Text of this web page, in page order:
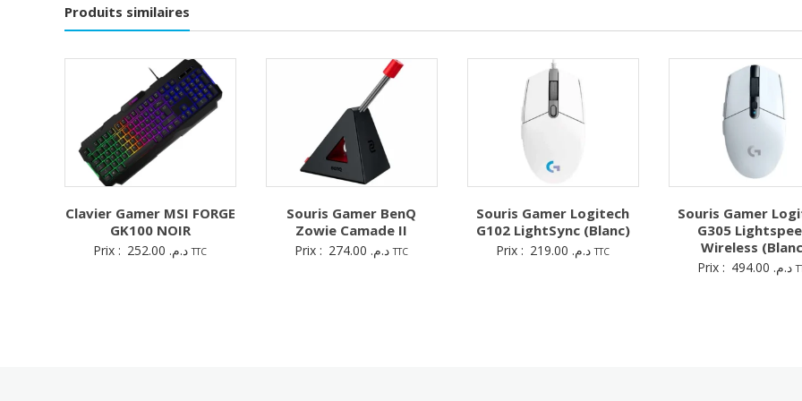
Produits similaires
Clavier Gamer MSI FORGE
GK100 NOIR
Prix : د.م. TTC
Souris Gamer BenQ
Zowie Camade II
Prix : د.م. TTC
Souris Gamer Logitech
G102 LightSync (Blanc)
Prix : د.م. TTC
Souris Gamer
G305
Wireless
Prix : د.م.